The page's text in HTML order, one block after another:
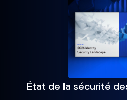
État de la sécurité